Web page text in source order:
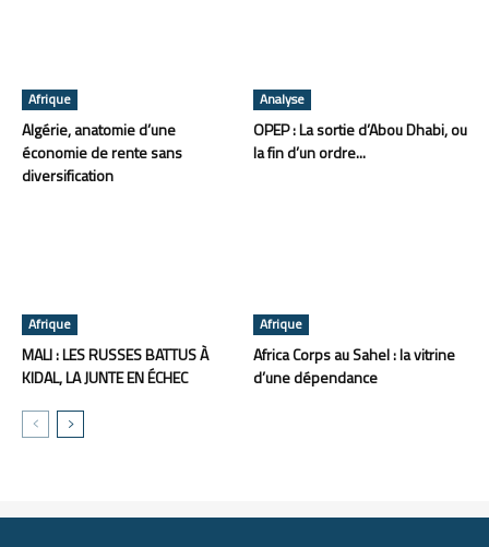
Afrique
Algérie, anatomie d’une
économie de rente sans
diversification
Analyse
OPEP : La sortie d’Abou Dhabi, ou
la fin d’un ordre...
Afrique
MALI : LES RUSSES BATTUS À
KIDAL, LA JUNTE EN ÉCHEC
Afrique
Africa Corps au Sahel : la vitrine
d’une dépendance